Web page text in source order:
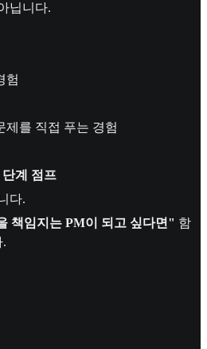
닙니다.
험
제를 직접 푸는 경험
계 점프
다.
책임지는 PM이 되고 싶다면" 함
.